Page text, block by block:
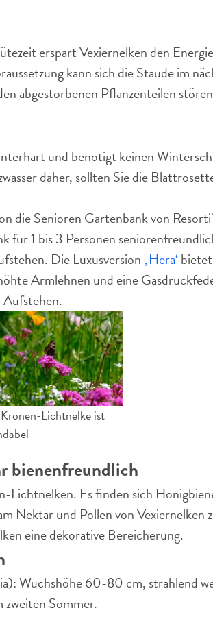
erspart Vexiernelken den
kann sich die Staude im
abgestorbenen Pflanzenteilen
und benötigt keinen
daher, sollten Sie die
die Senioren Gartenbank von
für 1 bis 3 Personen
Die Luxusversion ‚Hera‘
Armlehnen und eine
Lichtnelke ist
bienenfreundlich
Lichtnelken. Es finden sich
Nektar und Pollen von Vexiernelken
eine dekorative Bereicherung.
Wuchshöhe 60-80 cm, strahlend
Sommer.